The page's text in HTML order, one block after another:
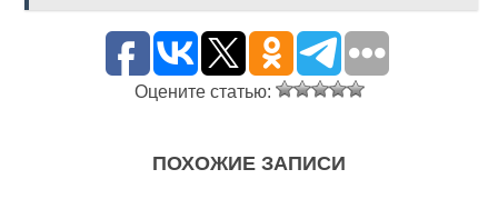
Оцените статью:
ПОХОЖИЕ ЗАПИСИ